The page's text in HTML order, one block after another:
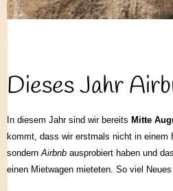
Dieses Jahr
In diesem Jahr sind wir bereits Mitte
kommt, dass wir erstmals nicht in einem
sondernAirbnb ausprobiert haben und
einen Mietwagen mieteten. So viel